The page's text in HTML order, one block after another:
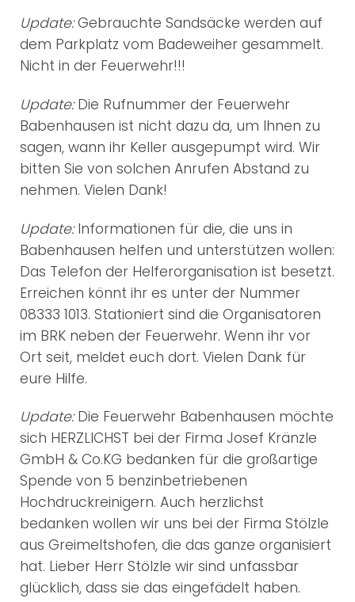
Update:Gebrauchte Sandsäcke werden auf
dem Parkplatz vom Badeweiher gesammelt.
Nicht in der Feuerwehr!!!
Update:Die Rufnummer der Feuerwehr
Babenhausen ist nicht dazu da, um Ihnen zu
sagen, wann ihr Keller ausgepumpt wird. Wir
bitten Sie von solchen Anrufen Abstand zu
nehmen. Vielen Dank!
Update:Informationen für die, die uns in
Babenhausen helfen und unterstützen wollen:
Das Telefon der Helferorganisation ist besetzt.
Erreichen könnt ihr es unter der Nummer
08333 1013. Stationiert sind die Organisatoren
im BRK neben der Feuerwehr. Wenn ihr vor
Ort seit, meldet euch dort. Vielen Dank für
eure Hilfe.
Update:Die Feuerwehr Babenhausen möchte
sich HERZLICHST bei der Firma Josef Kränzle
GmbH & Co.KG bedanken für die großartige
Spende von 5 benzinbetriebenen
Hochdruckreinigern. Auch herzlichst
bedanken wollen wir uns bei der Firma Stölzle
aus Greimeltshofen, die das ganze organisiert
hat. Lieber Herr Stölzle wir sind unfassbar
glücklich, dass sie das eingefädelt haben.